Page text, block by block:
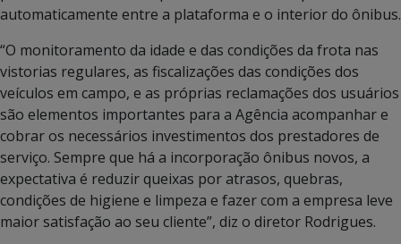
automaticamente entre a plataforma e o interior do ônibus.
“O monitoramento da idade e das condições da frota nas
vistorias regulares, as fiscalizações das condições dos
veículos em campo, e as próprias reclamações dos usuários
são elementos importantes para a Agência acompanhar e
cobrar os necessários investimentos dos prestadores de
serviço. Sempre que há a incorporação ônibus novos, a
expectativa é reduzir queixas por atrasos, quebras,
condições de higiene e limpeza e fazer com a empresa leve
maior satisfação ao seu cliente”, diz o diretor Rodrigues.